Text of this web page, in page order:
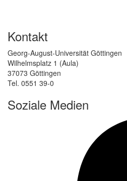
Kontakt
Georg-August-Universität Göttingen
Wilhelmsplatz 1 (Aula)
37073 Göttingen
Tel. 0551 39-0
Soziale Medien